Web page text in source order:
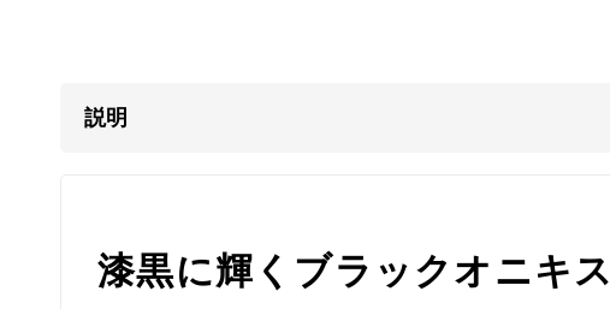
説明
漆黒に輝くブラックオニキス